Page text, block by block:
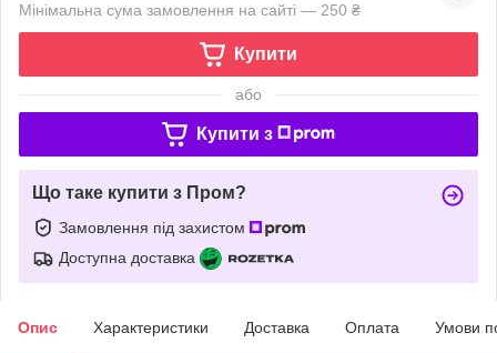
Мінімальна сума замовлення на сайті — 250 ₴
Купити
або
Купити з
Що таке купити з Пром?
Замовлення під захистом
Доступна доставка
Опис Характеристики Доставка Оплата Умови